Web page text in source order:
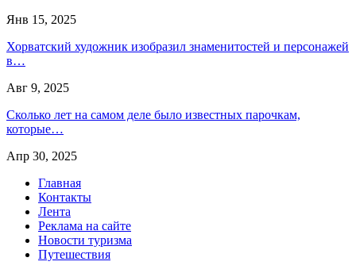
Янв 15, 2025
Хорватский художник изобразил знаменитостей и персонажей
в…
Авг 9, 2025
Сколько лет на самом деле было известных парочкам,
которые…
Апр 30, 2025
Главная
Контакты
Лента
Реклама на сайте
Новости туризма
Путешествия